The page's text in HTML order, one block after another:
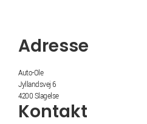
Adresse
Auto-Ole
Jyllandsvej 6
4200 Slagelse
Kontakt